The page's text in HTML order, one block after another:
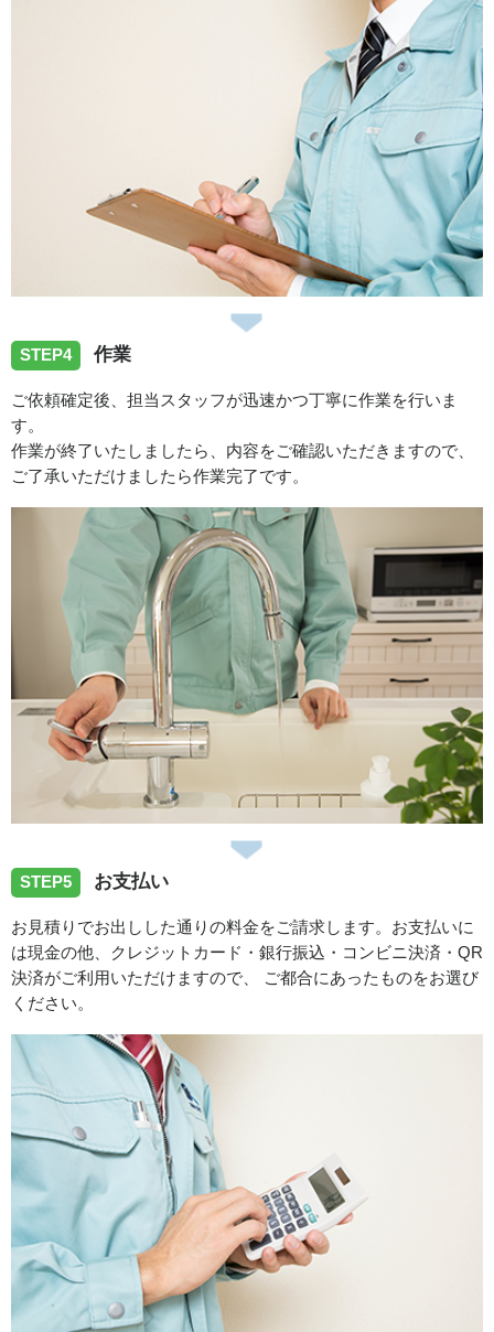
STEP4 作業
ご依頼確定後、担当スタッフが迅速かつ丁寧に作業を行いま
す。
作業が終了いたしましたら、内容をご確認いただきますので、
ご了承いただけましたら作業完了です。
STEP5 お支払い
お見積りでお出しした通りの料金をご請求します。お支払いに
は現金の他、クレジットカード・銀行振込・コンビニ決済・QR
決済がご利用いただけますので、 ご都合にあったものをお選び
ください。